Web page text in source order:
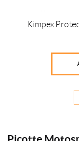
Kimpex